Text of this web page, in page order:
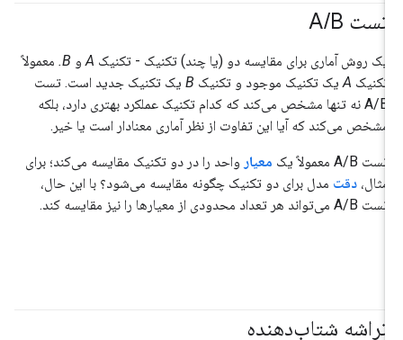
تست A / B
یک روش آماری برای مقایسه دو (یا چند) تکنیک - تکنیکAوB. معمولاً
تکنیکAیک تکنیک موجود و تکنیکBیک تکنیک جدید است. تست
A/B نه تنها مشخص می‌کند که کدام تکنیک عملکرد بهتری دارد، بلکه
مشخص می‌کند که آیا این تفاوت از نظر آماری معنادار است یا خیر.
تست A/B معمولاً یک معیارواحد را در دو تکنیک مقایسه می‌کند؛ برای
مثال،دقتمدل برای دو تکنیک چگونه مقایسه می‌شود؟ با این حال،
تست A/B می‌تواند هر تعداد محدودی از معیارها را نیز مقایسه کند.
تراشه شتاب‌دهنده
#گوگل کلود